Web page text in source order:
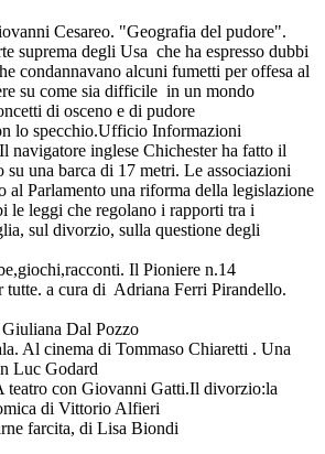
Cesareo. "Geografia del pudore".
suprema degli Usa che ha espresso dubbi
condannavano alcuni fumetti per offesa al
su come sia difficile in un mondo
di osceno e di pudore
lo specchio.Ufficio Informazioni
navigatore inglese Chichester ha fatto il
una barca di 17 metri. Le associazioni
al Parlamento una riforma della legislazione
le leggi che regolano i rapporti tra i
sul divorzio, sulla questione degli
Il Pioniere n.14
tutte. a cura di Adriana Ferri Pirandello.
Dal Pozzo
Al cinema di Tommaso Chiaretti . Una
Luc Godard
con Giovanni Gatti.Il divorzio:la
di Vittorio Alfieri
farcita, di Lisa Biondi